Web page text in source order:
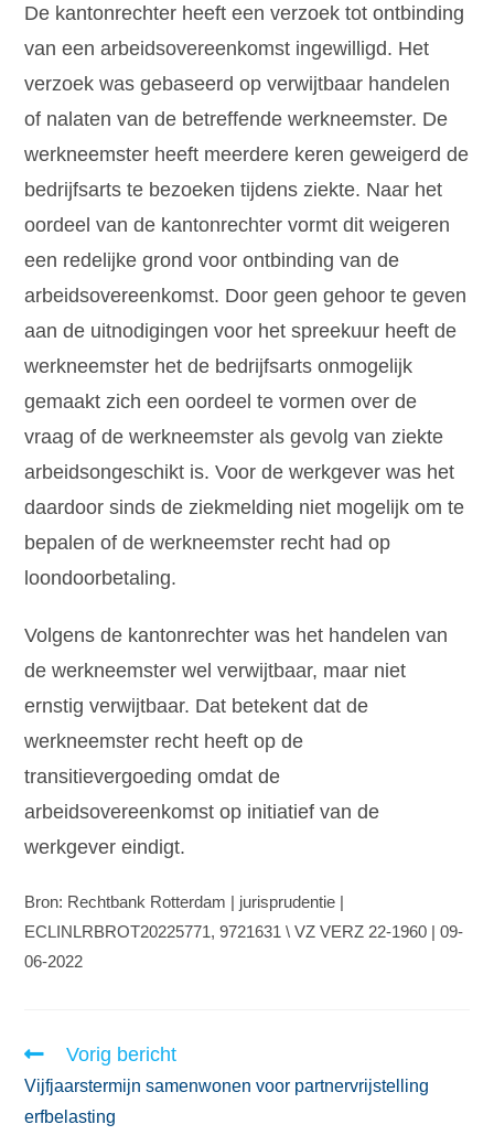
De kantonrechter heeft een verzoek tot ontbinding
van een arbeidsovereenkomst ingewilligd. Het
verzoek was gebaseerd op verwijtbaar handelen
of nalaten van de betreffende werkneemster. De
werkneemster heeft meerdere keren geweigerd de
bedrijfsarts te bezoeken tijdens ziekte. Naar het
oordeel van de kantonrechter vormt dit weigeren
een redelijke grond voor ontbinding van de
arbeidsovereenkomst. Door geen gehoor te geven
aan de uitnodigingen voor het spreekuur heeft de
werkneemster het de bedrijfsarts onmogelijk
gemaakt zich een oordeel te vormen over de
vraag of de werkneemster als gevolg van ziekte
arbeidsongeschikt is. Voor de werkgever was het
daardoor sinds de ziekmelding niet mogelijk om te
bepalen of de werkneemster recht had op
loondoorbetaling.
Volgens de kantonrechter was het handelen van
de werkneemster wel verwijtbaar, maar niet
ernstig verwijtbaar. Dat betekent dat de
werkneemster recht heeft op de
transitievergoeding omdat de
arbeidsovereenkomst op initiatief van de
werkgever eindigt.
Bron: Rechtbank Rotterdam | jurisprudentie |
ECLINLRBROT20225771, 9721631 \ VZ VERZ 22-1960 | 09-
06-2022
Vorig bericht
Vijfjaarstermijn samenwonen voor partnervrijstelling
erfbelasting